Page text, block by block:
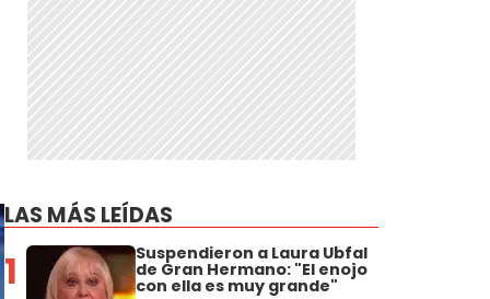
LAS MÁS LEÍDAS
1 Suspendieron a Laura Ubfal
de Gran Hermano: "El enojo
con ella es muy grande"